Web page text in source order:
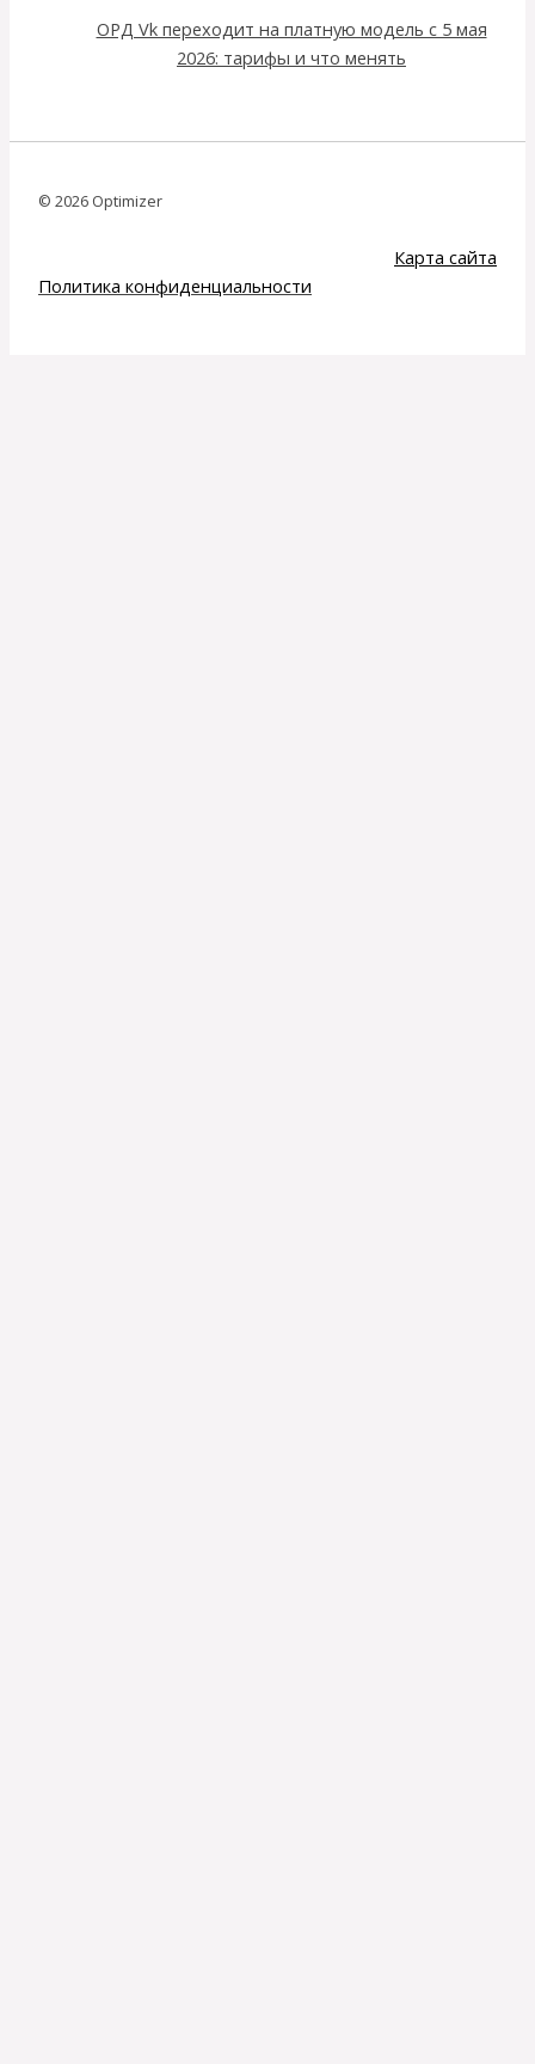
ОРД Vk переходит на платную модель с 5 мая
2026: тарифы и что менять
© 2026 Optimizer
Карта сайта
Политика конфиденциальности